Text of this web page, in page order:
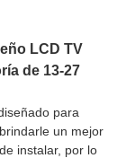
LCD TV
de 13-27
para
un mejor
instalar, por lo